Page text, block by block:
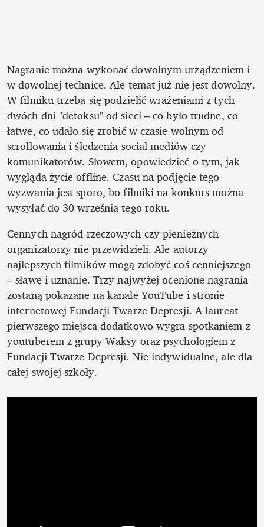
Nagranie można wykonać dowolnym urządzeniem i
w dowolnej technice. Ale temat już nie jest dowolny.
W filmiku trzeba się podzielić wrażeniami z tych
dwóch dni "detoksu" od sieci – co było trudne, co
łatwe, co udało się zrobić w czasie wolnym od
scrollowania i śledzenia social mediów czy
komunikatorów. Słowem, opowiedzieć o tym, jak
wygląda życie offline. Czasu na podjęcie tego
wyzwania jest sporo, bo filmiki na konkurs można
wysyłać do 30 września tego roku.
Cennych nagród rzeczowych czy pieniężnych
organizatorzy nie przewidzieli. Ale autorzy
najlepszych filmików mogą zdobyć coś cenniejszego
– sławę i uznanie. Trzy najwyżej ocenione nagrania
zostaną pokazane na kanale YouTube i stronie
internetowej Fundacji Twarze Depresji. A laureat
pierwszego miejsca dodatkowo wygra spotkaniem z
youtuberem z grupy Waksy oraz psychologiem z
Fundacji Twarze Depresji. Nie indywidualne, ale dla
całej swojej szkoły.